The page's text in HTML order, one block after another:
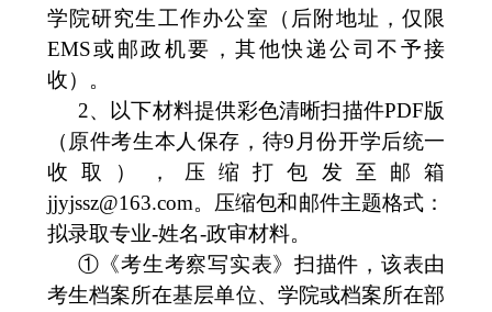
学院研究生工作办公室（后附地址，仅限
EMS或邮政机要，其他快递公司不予接
收）。
2、以下材料提供彩色清晰扫描件PDF版
（原件考生本人保存，待9月份开学后统一
收取），压缩打包发至邮箱
jjyjssz@163.com。压缩包和邮件主题格式：
拟录取专业-姓名-政审材料。
①《考生考察写实表》扫描件，该表由
考生档案所在基层单位、学院或档案所在部